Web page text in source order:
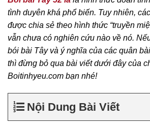
tình duyên khá phổ biến. Tuy nhiên,
được chia sẻ theo hình thức “truyền
vẫn chưa có nghiên cứu nào về nó.
bói bài Tây và ý nghĩa của các quân
thì đừng bỏ qua bài viết dưới đây của
Boitinhyeu.com bạn nhé!
Nội Dung Bài Viết